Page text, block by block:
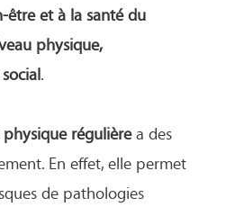
et à la santé du
physique,
.
régulièrea des
En effet, elle permet
de pathologies